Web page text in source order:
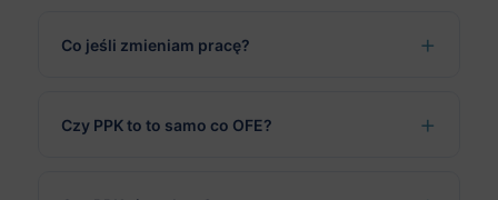
Co jeśli zmieniam pracę?
Czy PPK to to samo co OFE?